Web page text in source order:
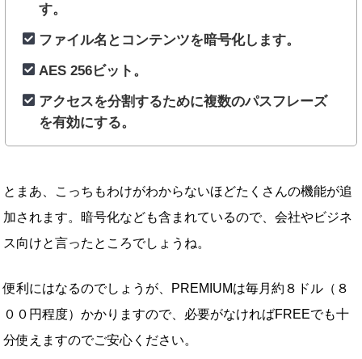
す。
ファイル名とコンテンツを暗号化します。
AES 256ビット。
アクセスを分割するために複数のパスフレーズ
を有効にする。
とまあ、こっちもわけがわからないほどたくさんの機能が追
加されます。暗号化なども含まれているので、会社やビジネ
ス向けと言ったところでしょうね。
便利にはなるのでしょうが、PREMIUMは毎月約８ドル（８
００円程度）かかりますので、必要がなければFREEでも十
分使えますのでご安心ください。